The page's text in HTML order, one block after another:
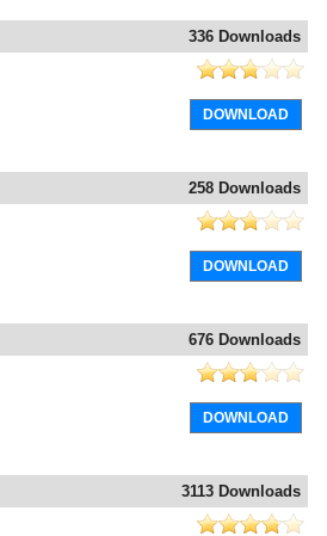
336 Downloads
DOWNLOAD
258 Downloads
DOWNLOAD
676 Downloads
DOWNLOAD
3113 Downloads